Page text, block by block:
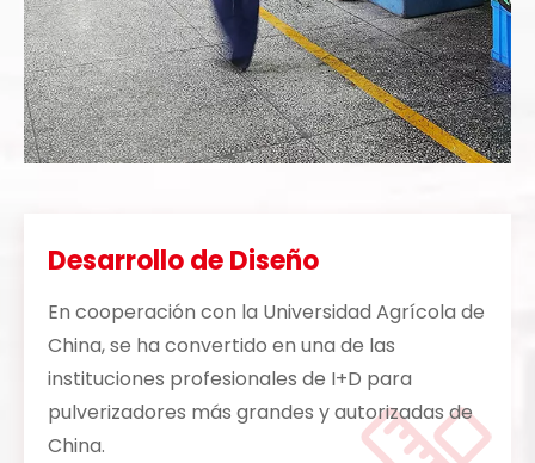
Desarrollo de Diseño
En cooperación con la Universidad Agrícola de
China, se ha convertido en una de las
instituciones profesionales de I+D para
pulverizadores más grandes y autorizadas de
China.